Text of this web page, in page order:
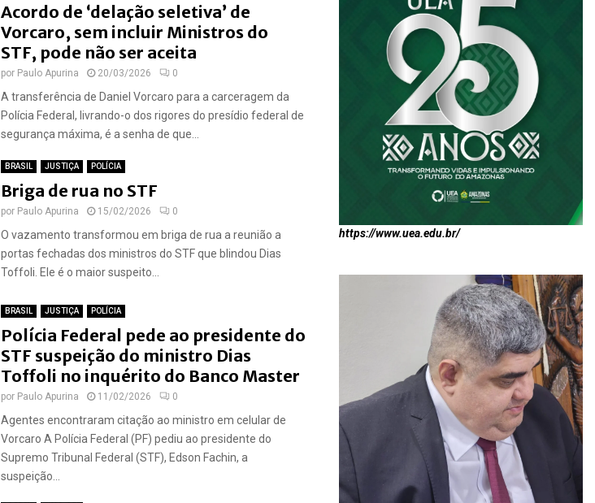
Acordo de ‘delação seletiva’ de
Vorcaro, sem incluir Ministros do
STF, pode não ser aceita
por Paulo Apurina 20/03/2026 0
A transferência de Daniel Vorcaro para a carceragem da
Polícia Federal, livrando-o dos rigores do presídio federal de
segurança máxima, é a senha de que...
BRASIL JUSTIÇA POLÍCIA
Briga de rua no STF
por Paulo Apurina 15/02/2026 0
O vazamento transformou em briga de rua a reunião a
portas fechadas dos ministros do STF que blindou Dias
Toffoli. Ele é o maior suspeito...
BRASIL JUSTIÇA POLÍCIA
Polícia Federal pede ao presidente do
STF suspeição do ministro Dias
Toffoli no inquérito do Banco Master
por Paulo Apurina 11/02/2026 0
Agentes encontraram citação ao ministro em celular de
Vorcaro A Polícia Federal (PF) pediu ao presidente do
Supremo Tribunal Federal (STF), Edson Fachin, a
suspeição...
https://www.uea.edu.br/